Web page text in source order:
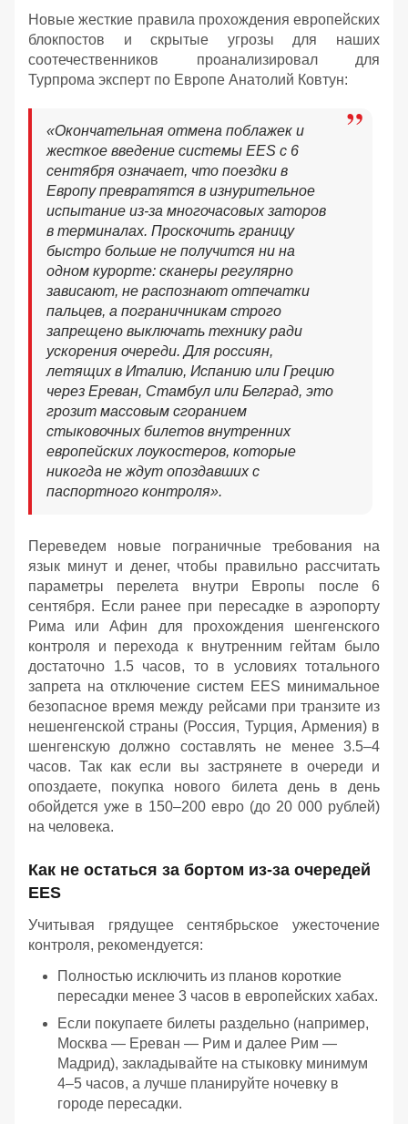
Новые жесткие правила прохождения европейских
блокпостов и скрытые угрозы для наших
соотечественников проанализировал для
Турпрома эксперт по Европе Анатолий Ковтун:
«Окончательная отмена поблажек и
жесткое введение системы EES с 6
сентября означает, что поездки в
Европу превратятся в изнурительное
испытание из-за многочасовых заторов
в терминалах. Проскочить границу
быстро больше не получится ни на
одном курорте: сканеры регулярно
зависают, не распознают отпечатки
пальцев, а пограничникам строго
запрещено выключать технику ради
ускорения очереди. Для россиян,
летящих в Италию, Испанию или Грецию
через Ереван, Стамбул или Белград, это
грозит массовым сгоранием
стыковочных билетов внутренних
европейских лоукостеров, которые
никогда не ждут опоздавших с
паспортного контроля».
Переведем новые пограничные требования на
язык минут и денег, чтобы правильно рассчитать
параметры перелета внутри Европы после 6
сентября. Если ранее при пересадке в аэропорту
Рима или Афин для прохождения шенгенского
контроля и перехода к внутренним гейтам было
достаточно 1.5 часов, то в условиях тотального
запрета на отключение систем EES минимальное
безопасное время между рейсами при транзите из
нешенгенской страны (Россия, Турция, Армения) в
шенгенскую должно составлять не менее 3.5–4
часов. Так как если вы застрянете в очереди и
опоздаете, покупка нового билета день в день
обойдется уже в 150–200 евро (до 20 000 рублей)
на человека.
Как не остаться за бортом из-за очередей
EES
Учитывая грядущее сентябрьское ужесточение
контроля, рекомендуется:
Полностью исключить из планов короткие
пересадки менее 3 часов в европейских хабах.
Если покупаете билеты раздельно (например,
Москва — Ереван — Рим и далее Рим —
Мадрид), закладывайте на стыковку минимум
4–5 часов, а лучше планируйте ночевку в
городе пересадки.